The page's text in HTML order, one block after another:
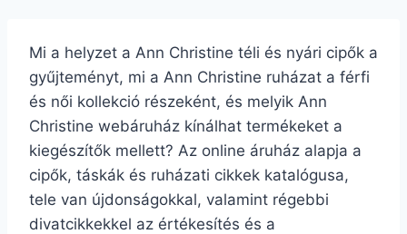
Mi a helyzet a Ann Christine téli és nyári cipők a
gyűjteményt, mi a Ann Christine ruházat a férfi
és női kollekció részeként, és melyik Ann
Christine webáruház kínálhat termékeket a
kiegészítők mellett? Az online áruház alapja a
cipők, táskák és ruházati cikkek katalógusa,
tele van újdonságokkal, valamint régebbi
divatcikkekkel az értékesítés és a